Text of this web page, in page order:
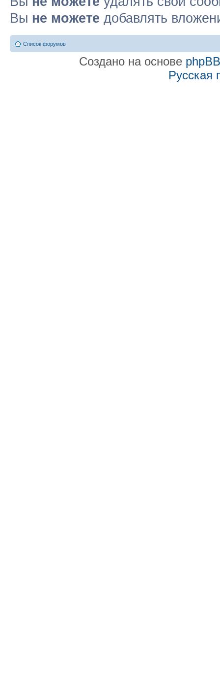
Вы не можете добавлять
Список форумов
Создано на основе phpBB
Русская